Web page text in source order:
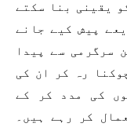
یقینی بنا سکتے
پیش کیے جانے
سرگرمی سے پیدا
رہ کر ان کی
کی مدد کر کے
کر رہے ہیں۔